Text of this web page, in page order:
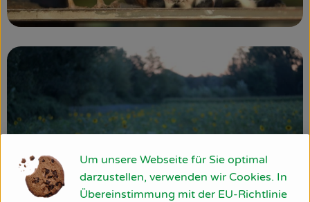
Um unsere Webseite für Sie optimal
darzustellen, verwenden wir Cookies. In
Übereinstimmung mit der EU-Richtlinie